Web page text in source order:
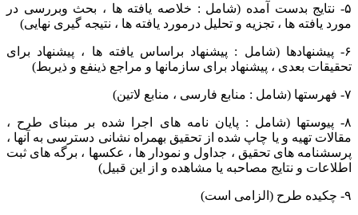
۵- نتایج بدست آمده (شامل : خلاصه یافته ها ، بحث وبررسی در
مورد یافته ها ، تجزیه و تحلیل درمورد یافته ها ، نتیجه گیری نهایی)
۶- پیشنهادها (شامل : پیشنهاد براساس یافته ها ، پیشنهاد برای
تحقیقات بعدی ، پیشنهاد برای سازمانها و مراجع ذینفع و ذیربط)
۷- فهرستها (شامل : منابع فارسی ، منابع لاتین)
۸- پیوستها (شامل : پایان نامه های اجرا شده بر مبنای طرح ،
مقالات تهیه و یا چاپ شده از تحقیق بهمراه نشانی دسترسی به آنها ،
پرسشنامه های تحقیق ، جداول و نمودار ها ، عکسها ، برگه های ثبت
اطلاعات و نتایج مصاحبه یا مشاهده و از این قبیل)
۹- چکیده طرح (الزامی است)